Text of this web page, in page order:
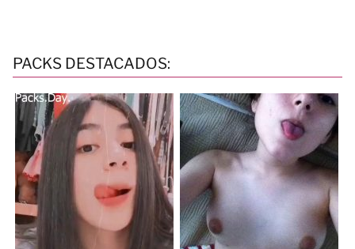
PACKS DESTACADOS: